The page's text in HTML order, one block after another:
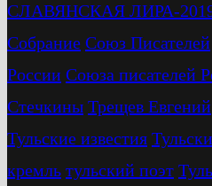
СЛАВЯНСКАЯ ЛИРА-
Собрание Союз Писателей
России Союза писателей
Стечкины Трещев Евгений
Тульские известия
кремль тульский поэт